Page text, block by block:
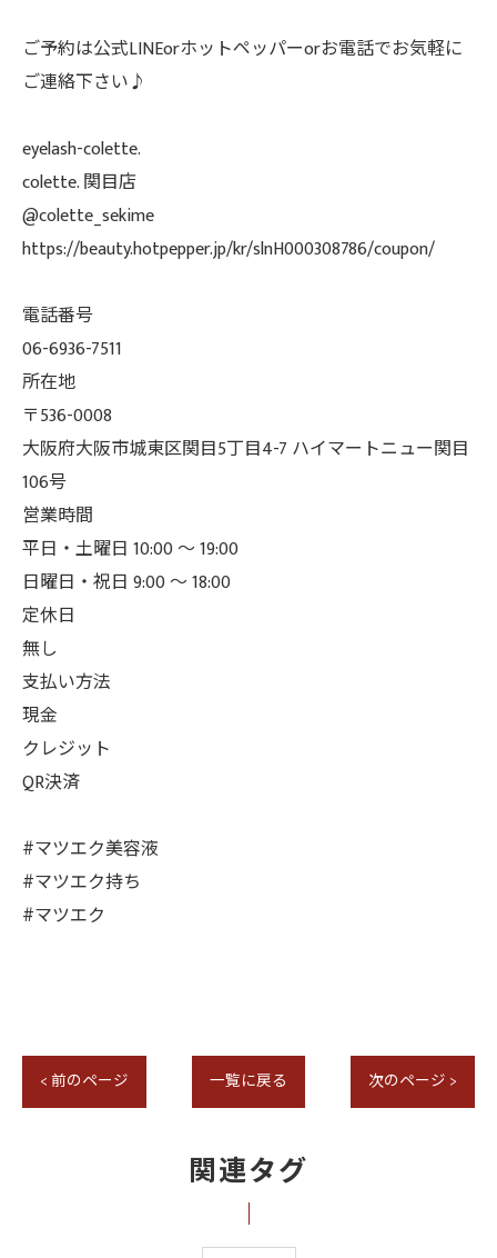
ご予約は公式LINEorホットペッパーorお電話でお気軽に
ご連絡下さい♪
eyelash-colette.
colette. 関目店
@colette_sekime
https://beauty.hotpepper.jp/kr/slnH000308786/coupon/
電話番号
06-6936-7511
所在地
〒536-0008
大阪府大阪市城東区関目5丁目4-7 ハイマートニュー関目
106号
営業時間
平日・土曜日 10:00 ～ 19:00
日曜日・祝日 9:00 ～ 18:00
定休日
無し
支払い方法
現金
クレジット
QR決済
#マツエク美容液
#マツエク持ち
#マツエク
< 前のページ 一覧に戻る 次のページ >
関連タグ